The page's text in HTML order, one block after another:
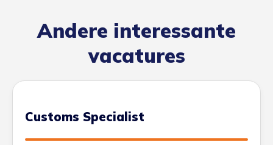
Andere interessante
vacatures
Customs Specialist